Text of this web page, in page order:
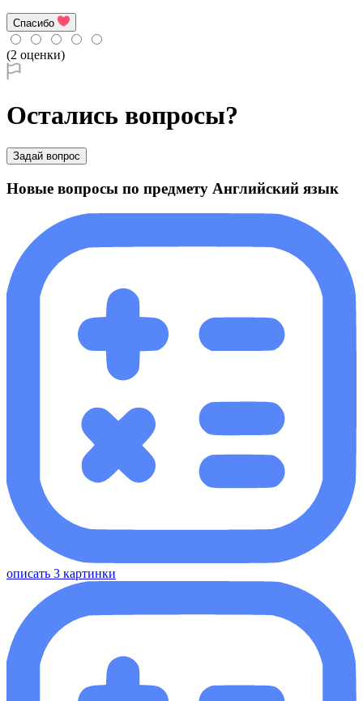
Спасибо
(2 оценки)
Остались вопросы?
Задай вопрос
Новые вопросы по предмету Английский язык
описать 3 картинки